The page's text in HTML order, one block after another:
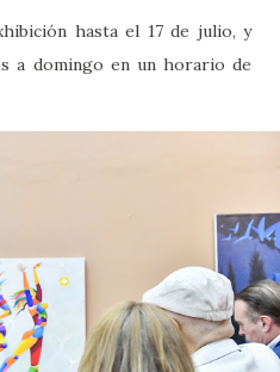
hasta el 17 de julio, y
a domingo en un horario de